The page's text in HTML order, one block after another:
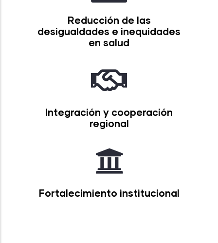
Reducción de las
desigualdades e inequidades
en salud
Integración y cooperación
regional
Fortalecimiento institucional